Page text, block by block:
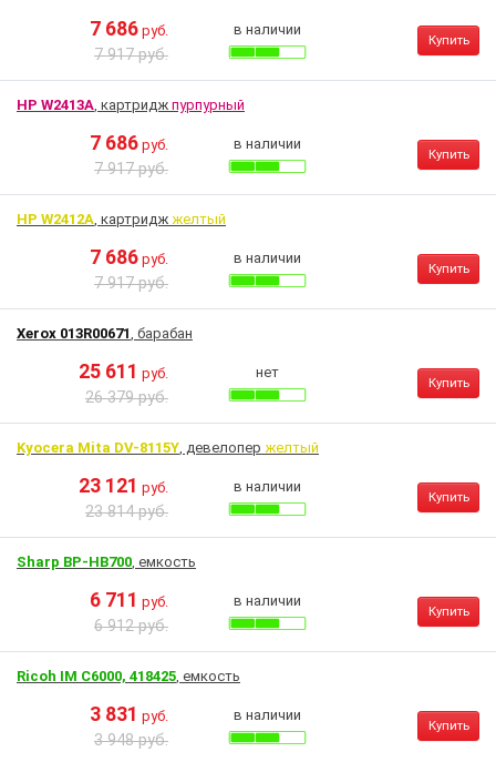
7 686 руб.
7 917 руб.
в наличии
Купить
HP W2413A, картридж пурпурный
7 686 руб.
7 917 руб.
в наличии
Купить
HP W2412A, картридж желтый
7 686 руб.
7 917 руб.
в наличии
Купить
Xerox 013R00671, барабан
25 611 руб.
26 379 руб.
нет
Купить
Kyocera Mita DV-8115Y, девелопер желтый
23 121 руб.
23 814 руб.
в наличии
Купить
Sharp BP-HB700, емкость
6 711 руб.
6 912 руб.
в наличии
Купить
Ricoh IM C6000, 418425, емкость
3 831 руб.
3 948 руб.
в наличии
Купить